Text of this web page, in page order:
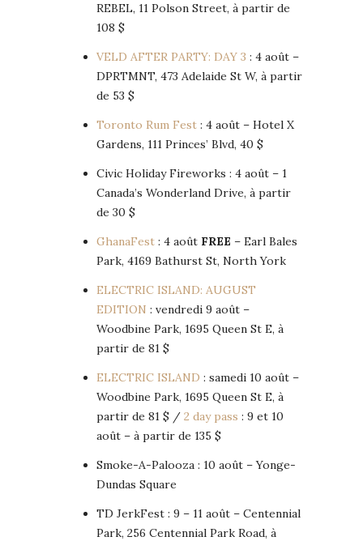
REBEL, 11 Polson Street, à partir de
108 $
VELD AFTER PARTY: DAY 3 : 4 août –
DPRTMNT, 473 Adelaide St W, à partir
de 53 $
Toronto Rum Fest : 4 août – Hotel X
Gardens, 111 Princes’ Blvd, 40 $
Civic Holiday Fireworks : 4 août – 1
Canada’s Wonderland Drive, à partir
de 30 $
GhanaFest : 4 août FREE – Earl Bales
Park, 4169 Bathurst St, North York
ELECTRIC ISLAND: AUGUST
EDITION : vendredi 9 août –
Woodbine Park, 1695 Queen St E, à
partir de 81 $
ELECTRIC ISLAND : samedi 10 août –
Woodbine Park, 1695 Queen St E, à
partir de 81 $ / 2 day pass : 9 et 10
août – à partir de 135 $
Smoke-A-Palooza : 10 août – Yonge-
Dundas Square
TD JerkFest : 9 – 11 août – Centennial
Park, 256 Centennial Park Road, à